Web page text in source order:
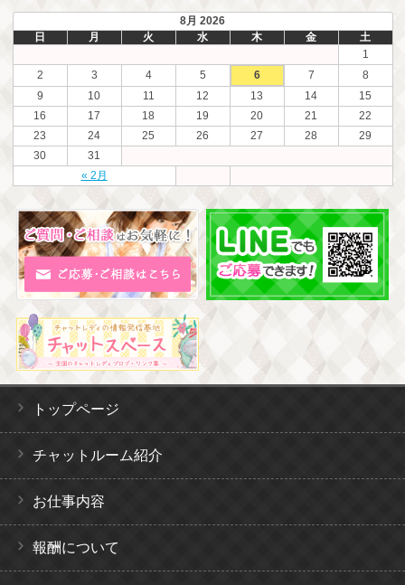
8月 2026
日
月 火 水 木 金 土
« 2月
1
2
3 4 5 6 7
8
9
10 11 12 13 14
15
16
17 18 19 20 21
22
23
24 25 26 27 28
29
30
31
トップページ
チャットルーム紹介
お仕事内容
報酬について